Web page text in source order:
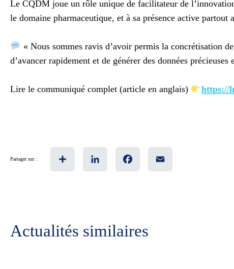
Le CQDM joue un rôle unique de facilitateur de
le domaine pharmaceutique, et à sa présence active
« Nous sommes ravis d’avoir permis la concrétisation
d’avancer rapidement et de générer des données précieuses
Lire le communiqué complet (article en anglais) https://
Partager sur :
Actualités similaires